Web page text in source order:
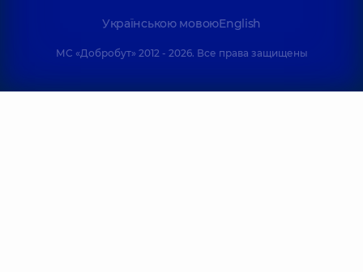
Українською мовоюEnglish
МС «Добробут» 2012 - 2026. Все права защищены